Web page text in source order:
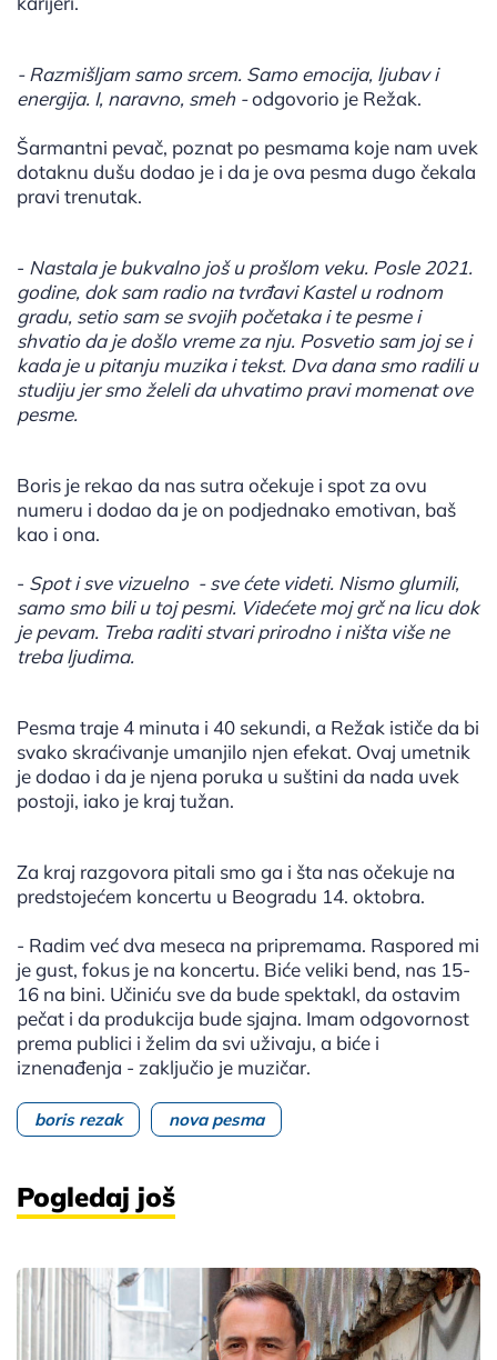
- Razmišljam samo srcem. Samo emocija, ljubav i
energija. I, naravno, smeh -odgovorio je Režak.
Šarmantni pevač, poznat po pesmama koje nam uvek
dotaknu dušu dodao je i da je ova pesma dugo čekala
pravi trenutak.
- Nastala je bukvalno još u prošlom veku. Posle 2021.
godine, dok sam radio na tvrđavi Kastel u rodnom
gradu, setio sam se svojih početaka i te pesme i
shvatio da je došlo vreme za nju. Posvetio sam joj se i
kada je u pitanju muzika i tekst. Dva dana smo radili u
studiju jer smo želeli da uhvatimo pravi momenat ove
pesme.
Boris je rekao da nas sutra očekuje i spot za ovu
numeru i dodao da je on podjednako emotivan, baš
kao i ona.
- Spot i sve vizuelno - sve ćete videti. Nismo glumili,
samo smo bili u toj pesmi. Videćete moj grč na licu dok
je pevam. Treba raditi stvari prirodno i ništa više ne
treba ljudima.
Pesma traje 4 minuta i 40 sekundi, a Režak ističe da bi
svako skraćivanje umanjilo njen efekat. Ovaj umetnik
je dodao i da je njena poruka u suštini da nada uvek
postoji, iako je kraj tužan.
Za kraj razgovora pitali smo ga i šta nas očekuje na
predstojećem koncertu u Beogradu 14. oktobra.
- Radim već dva meseca na pripremama. Raspored mi
je gust, fokus je na koncertu. Biće veliki bend, nas 15-
16 na bini. Učiniću sve da bude spektakl, da ostavim
pečat i da produkcija bude sjajna. Imam odgovornost
prema publici i želim da svi uživaju, a biće i
iznenađenja - zaključio je muzičar.
boris rezak nova pesma
Pogledaj još